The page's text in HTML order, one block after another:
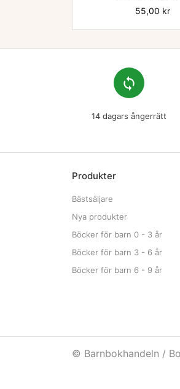
Pris
55,00 kr
loop
14 dagars ångerrätt
Produkter
Bästsäljare
Nya produkter
Böcker för barn 0 - 3 år
Böcker för barn 3 - 6 år
Böcker för barn 6 - 9 år
© Barnbokhandeln /